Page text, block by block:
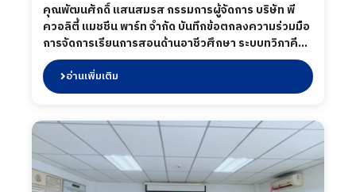
คุณพัฒนศักดิ์ แสนสมรส กรรมการผู้จัดการ บริษัท พี
ควอลิตี้ แมชชีน พาร์ท จำกัด บันทึกข้อตกลงความร่วมมือ
การจัดการเรียนการสอนด้านอาชีวศึกษา ระบบทวิภาคี
ระหว่าง วิทยาลัยเทคนิคน่าน แผนกวิชาช่างกลโรงงาน กับ
บริษัท พี ควอลิตี้ แมชชีน พาร์ท จำกัด เมื่อวันที่ 24
กรกฎาคม 2567
อ่านเพิ่มเติม